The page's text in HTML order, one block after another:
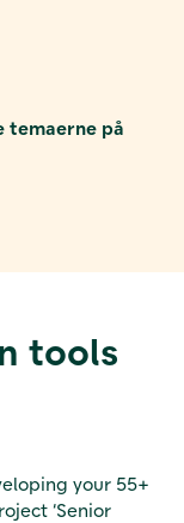
temaerne på
tools
your 55+
‘Senior